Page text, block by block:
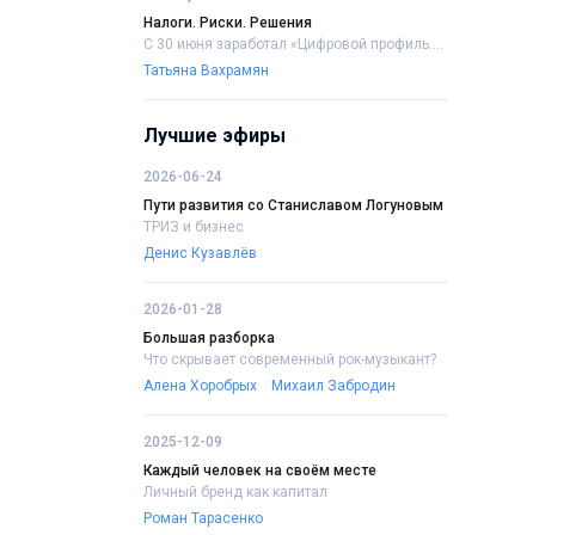
Налоги. Риски. Решения
С 30 июня заработал «Цифровой профиль....
Татьяна Вахрамян
Лучшие эфиры
2026-06-24
Пути развития со Станиславом Логуновым
ТРИЗ и бизнес
Денис Кузавлёв
2026-01-28
Большая разборка
Что скрывает современный рок-музыкант?
Алена Хоробрых
Михаил Забродин
2025-12-09
Каждый человек на своём месте
Личный бренд как капитал
Роман Тарасенко